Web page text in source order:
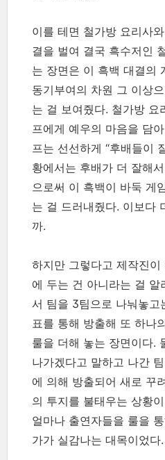
이를 테면 철가방 요리사
결을 벌여 결국 흑수저인
는 장면은 이 흑백 대결의
동기부여의 차원 그 이상
는 걸 보여줬다. 철가방 요
프에게 예우의 마음을 담
프는 선선하게 “후배들이
황에서는 후배가 더 잘해
으로써 이 흑백이 바둑 게
는 걸 드러내줬다. 이보다
까.
하지만 그렇다고 제작진
에 두는 건 아니라는 걸 알
서 팀을 3팀으로 나눠놓고
표를 통해 방출해 또 하나
룰을 더해 놓는 장면이다.
나가겠다고 말하고 나간
에 의해 방출되어 새로 꾸
의 투지를 불태우는 상황
얼마나 출연자들을 룰을
가가 실감나는 대목이었다.